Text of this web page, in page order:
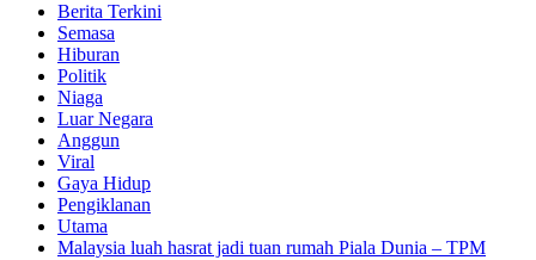
Berita Terkini
Semasa
Hiburan
Politik
Niaga
Luar Negara
Anggun
Viral
Gaya Hidup
Pengiklanan
Utama
Malaysia luah hasrat jadi tuan rumah Piala Dunia – TPM